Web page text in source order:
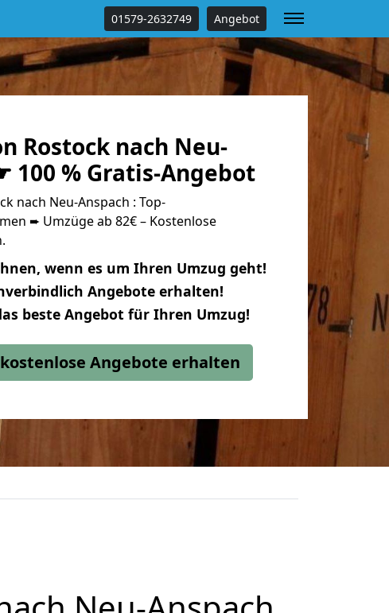
01579-2632749 Angebot
Rostock nach Neu-
100 % Gratis-Angebot
nach Neu-Anspach : Top-
➨ Umzüge ab 82€ – Kostenlose
wenn es um Ihren Umzug geht!
Angebote erhalten!
beste Angebot für Ihren Umzug!
Angebote erhalten